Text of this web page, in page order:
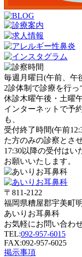
毎週月曜日(午前、午
2診体制で診療を行っ
休診木曜午後・土曜
インターネットで予
も、
受付終了時間(午前
た方のみの診察とさ
17:30以降の受付はい
お願いいたします。
〒811-2122
福岡県糟屋郡宇美町
あいりお耳鼻科
お気軽にお問い合わ
TEL:092-957-6015
FAX:092-957-6025
掲示事項